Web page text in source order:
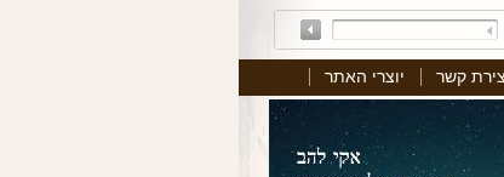
קשר יוצרי האתר